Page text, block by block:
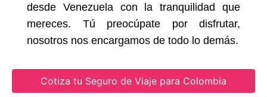
desde Venezuela con la tranquilidad que
mereces. Tú preocúpate por disfrutar,
nosotros nos encargamos de todo lo demás.
Cotiza tu Seguro de Viaje para Colombia